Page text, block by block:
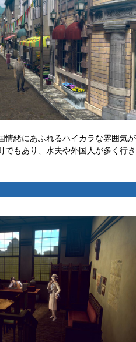
緒にあふれるハイカラな雰囲気が
もあり、水夫や外国人が多く行き